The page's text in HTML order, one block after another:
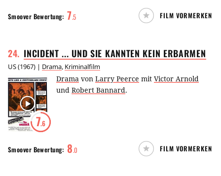
Smoover Bewertung: 7.5 FILM VORMERKEN
24. INCIDENT ... UND SIE KANNTEN KEIN ERBARMEN
US(1967) | Drama, Kriminalfilm
7.6
Drama von Larry Peerce mit Victor Arnold
und Robert Bannard.
Smoover Bewertung: 8.0 FILM VORMERKEN